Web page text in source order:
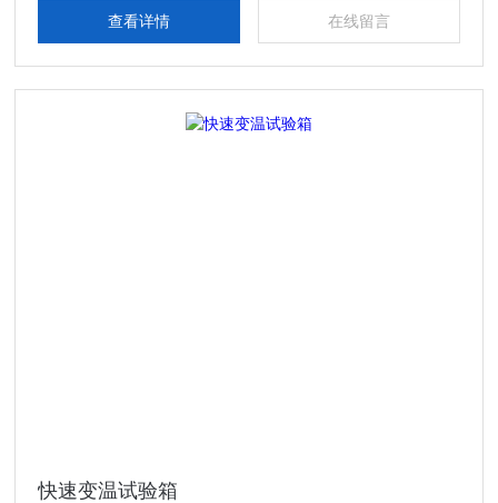
等一系列新技术
查看详情 在线留言
快速变温试验箱